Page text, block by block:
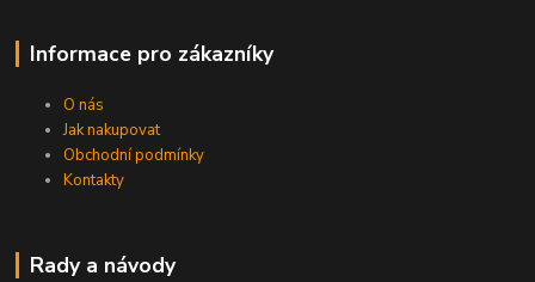
Informace pro zákazníky
O nás
Jak nakupovat
Obchodní podmínky
Kontakty
Rady a návody